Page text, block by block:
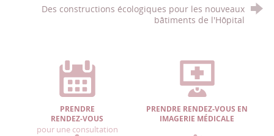
Des constructions écologiques pour les nouveaux
bâtiments de l'Hôpital
PRENDRE
RENDEZ-VOUS
pour une consultation
PRENDRE RENDEZ-VOUS EN
IMAGERIE MÉDICALE